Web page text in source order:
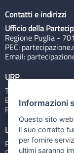
Contatti e indirizzi
Ufficio della
Regione Puglia -
PEC:
Email:
URP
Tel: 800713939
Email:
Rubrica
Link utili
Portale Istituzionale
Informazioni
Questo sito
il suo corretto
per fornire
ultimi saranno